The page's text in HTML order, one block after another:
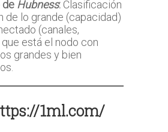
de Hubness: Clasificación
de lo grande (capacidad)
(canales,
está el nodo con
grandes y bien
1ml.com/